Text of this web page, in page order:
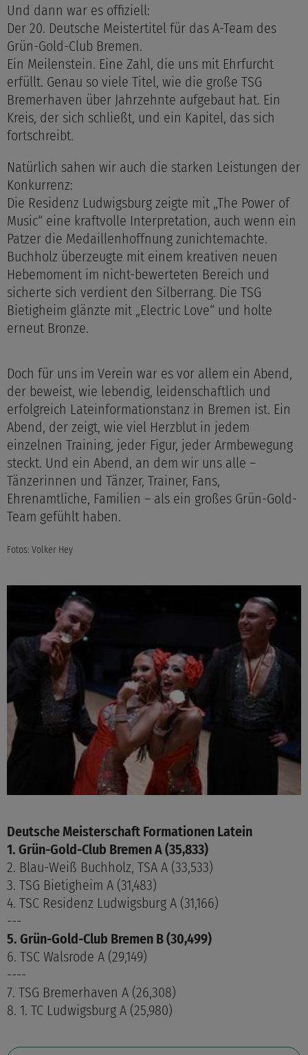
Und dann war es offiziell:
Der 20. Deutsche Meistertitel für das A-Team des
Grün-Gold-Club Bremen.
Ein Meilenstein. Eine Zahl, die uns mit Ehrfurcht
erfüllt. Genau so viele Titel, wie die große TSG
Bremerhaven über Jahrzehnte aufgebaut hat. Ein
Kreis, der sich schließt, und ein Kapitel, das sich
fortschreibt.
Natürlich sahen wir auch die starken Leistungen der
Konkurrenz:
Die Residenz Ludwigsburg zeigte mit „The Power of
Music“ eine kraftvolle Interpretation, auch wenn ein
Patzer die Medaillenhoffnung zunichtemachte.
Buchholz überzeugte mit einem kreativen neuen
Hebemoment im nicht-bewerteten Bereich und
sicherte sich verdient den Silberrang. Die TSG
Bietigheim glänzte mit „Electric Love“ und holte
erneut Bronze.
Doch für uns im Verein war es vor allem ein Abend,
der beweist, wie lebendig, leidenschaftlich und
erfolgreich Lateinformationstanz in Bremen ist. Ein
Abend, der zeigt, wie viel Herzblut in jedem
einzelnen Training, jeder Figur, jeder Armbewegung
steckt. Und ein Abend, an dem wir uns alle –
Tänzerinnen und Tänzer, Trainer, Fans,
Ehrenamtliche, Familien – als ein großes Grün-Gold-
Team gefühlt haben.
Fotos: Volker Hey
Deutsche Meisterschaft Formationen Latein
1. Grün-Gold-Club Bremen A (35,833)
2. Blau-Weiß Buchholz, TSA A (33,533)
3. TSG Bietigheim A (31,483)
4. TSC Residenz Ludwigsburg A (31,166)
---
5. Grün-Gold-Club Bremen B (30,499)
6. TSC Walsrode A (29,149)
----
7. TSG Bremerhaven A (26,308)
8. 1. TC Ludwigsburg A (25,980)